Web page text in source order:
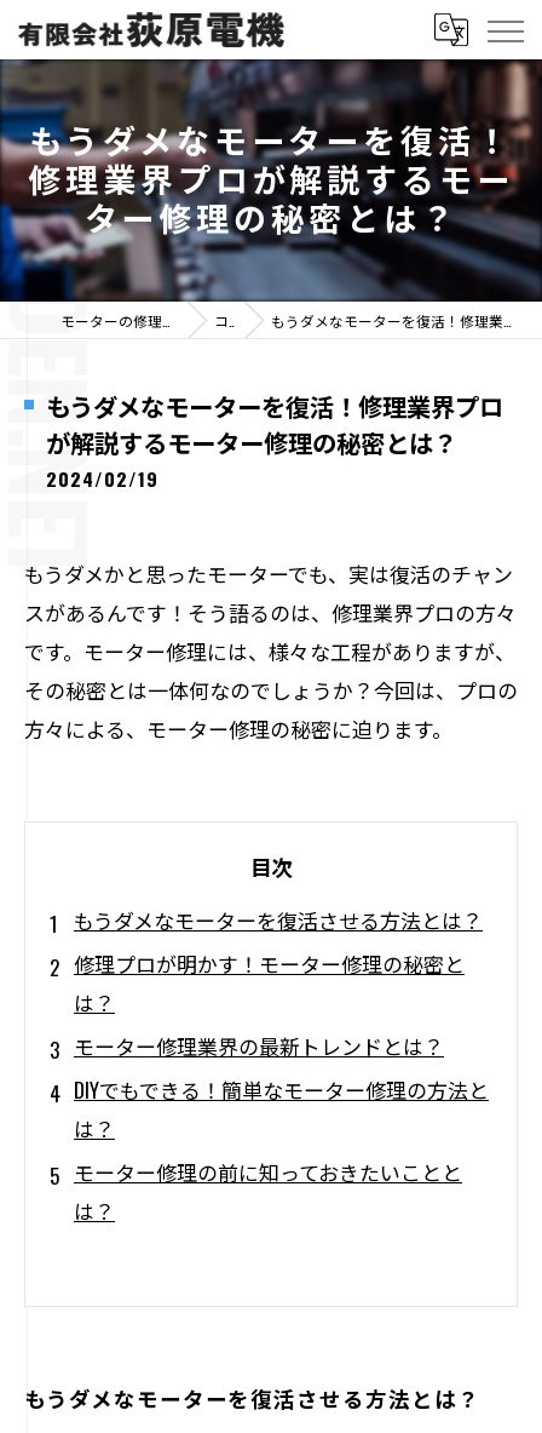
もうダメなモーターを復活！
修理業界プロが解説するモー
ター修理の秘密とは？
コラム もうダメなモーターを復活！修理業界プロが解説するモーター修理の秘密とは？
もうダメなモーターを復活！修理業界プロ
が解説するモーター修理の秘密とは？
2024/02/19
もうダメかと思ったモーターでも、実は復活のチャン
スがあるんです！そう語るのは、修理業界プロの方々
です。モーター修理には、様々な工程がありますが、
その秘密とは一体何なのでしょうか？今回は、プロの
方々による、モーター修理の秘密に迫ります。
目次
もうダメなモーターを復活させる方法とは？
修理プロが明かす！モーター修理の秘密と
は？
モーター修理業界の最新トレンドとは？
DIYでもできる！簡単なモーター修理の方法と
は？
モーター修理の前に知っておきたいことと
は？
もうダメなモーターを復活させる方法とは？